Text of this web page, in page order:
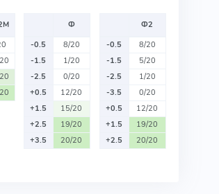
Ф
-0.5
8/20
-1.5
1/20
-2.5
0/20
+0.5
12/20
+1.5
15/20
+2.5
19/20
+3.5
20/20
Ф2
-0.5
8/20
-1.5
5/20
-2.5
1/20
-3.5
0/20
+0.5
12/20
+1.5
19/20
+2.5
20/20